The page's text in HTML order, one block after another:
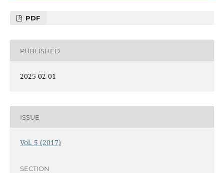
PDF
PUBLISHED
2025-02-01
ISSUE
Vol. 5 (2017)
SECTION